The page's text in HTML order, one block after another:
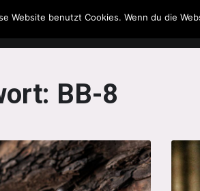
Men
BB-8
Website benutzt Cookies. Wenn du die